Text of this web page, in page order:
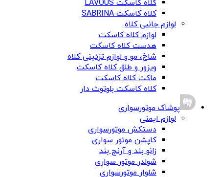
کلاه کاسکت LAVOUS
کلاه کاسکت SABRINA
لوازم جانبی کلاه
لوازم کلاه کاسکت
هدست کلاه کاسکت
شاخ، مو و لوازم تزئینی کلاه
ویزور و طلق کلاه کاسکت
ماکت کلاه کاسکت
کلاه کاسکت بلوتوث دار
پوشاک موتورسواری
لوازم ایمنی
دستکش موتورسواری
کاپشن موتور سواری
زانو بند و آرنج بند
شولدر موتور سواری
شلوار موتورسواری